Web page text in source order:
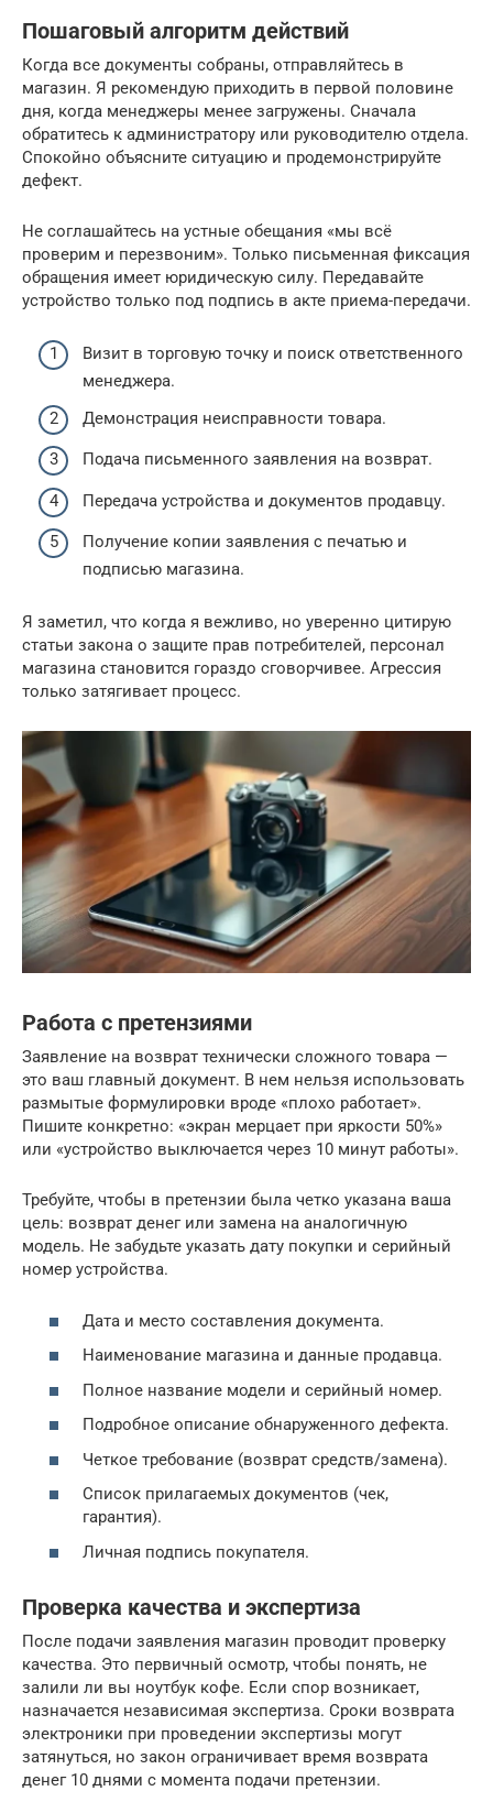
Пошаговый алгоритм действий
Когда все документы собраны, отправляйтесь в
магазин. Я рекомендую приходить в первой половине
дня, когда менеджеры менее загружены. Сначала
обратитесь к администратору или руководителю отдела.
Спокойно объясните ситуацию и продемонстрируйте
дефект.
Не соглашайтесь на устные обещания «мы всё
проверим и перезвоним». Только письменная фиксация
обращения имеет юридическую силу. Передавайте
устройство только под подпись в акте приема-передачи.
Визит в торговую точку и поиск ответственного
менеджера.
Демонстрация неисправности товара.
Подача письменного заявления на возврат.
Передача устройства и документов продавцу.
Получение копии заявления с печатью и
подписью магазина.
Я заметил, что когда я вежливо, но уверенно цитирую
статьи закона о защите прав потребителей, персонал
магазина становится гораздо сговорчивее. Агрессия
только затягивает процесс.
Работа с претензиями
Заявление на возврат технически сложного товара —
это ваш главный документ. В нем нельзя использовать
размытые формулировки вроде «плохо работает».
Пишите конкретно: «экран мерцает при яркости 50%»
или «устройство выключается через 10 минут работы».
Требуйте, чтобы в претензии была четко указана ваша
цель: возврат денег или замена на аналогичную
модель. Не забудьте указать дату покупки и серийный
номер устройства.
Дата и место составления документа.
Наименование магазина и данные продавца.
Полное название модели и серийный номер.
Подробное описание обнаруженного дефекта.
Четкое требование (возврат средств/замена).
Список прилагаемых документов (чек,
гарантия).
Личная подпись покупателя.
Проверка качества и экспертиза
После подачи заявления магазин проводит проверку
качества. Это первичный осмотр, чтобы понять, не
залили ли вы ноутбук кофе. Если спор возникает,
назначается независимая экспертиза. Сроки возврата
электроники при проведении экспертизы могут
затянуться, но закон ограничивает время возврата
денег 10 днями с момента подачи претензии.